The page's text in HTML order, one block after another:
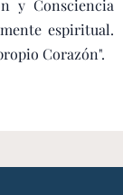
y Consciencia
espiritual.
Corazón".